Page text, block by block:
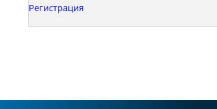
Регистрация